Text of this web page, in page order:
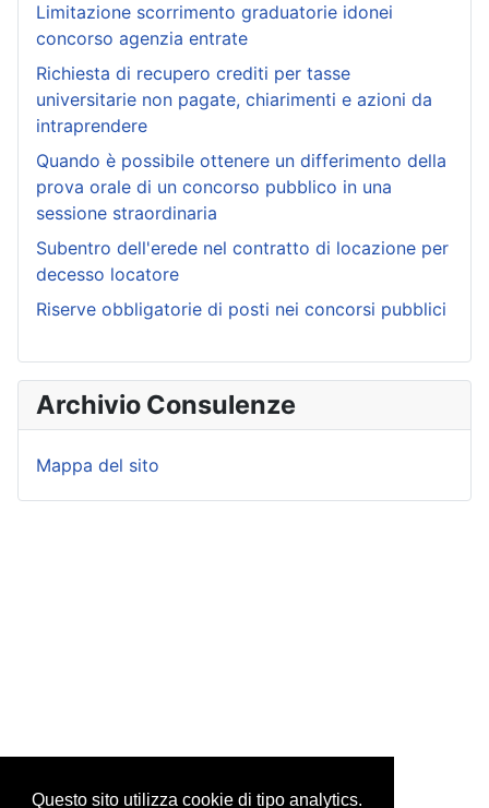
Questo sito utilizza cookie di tipo analytics.
Limitazione scorrimento graduatorie idonei
concorso agenzia entrate
Richiesta di recupero crediti per tasse
universitarie non pagate, chiarimenti e azioni da
intraprendere
Quando è possibile ottenere un differimento della
prova orale di un concorso pubblico in una
sessione straordinaria
Subentro dell'erede nel contratto di locazione per
decesso locatore
Riserve obbligatorie di posti nei concorsi pubblici
Archivio Consulenze
Mappa del sito